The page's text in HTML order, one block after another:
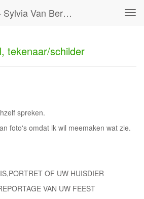
Sylvia Van Berkel - Sylvia Van Berkel, Tekenaar/schilder
tekenaar/schilder
spreken.
foto's omdat ik wil meemaken wat zie.
OF UW HUISDIER
VAN UW FEEST